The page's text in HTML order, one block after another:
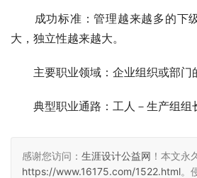
成功标准：管理越来越多的下
大，独立性越来越大。
主要职业领域：企业组织或部门
典型职业通路：工人－生产组组
感谢您访问： 生涯设计公益网 ！本文永
https://www.16175.com/1522.html。